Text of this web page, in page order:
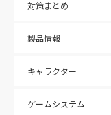
対策まとめ
製品情報
キャラクター
ゲームシステム